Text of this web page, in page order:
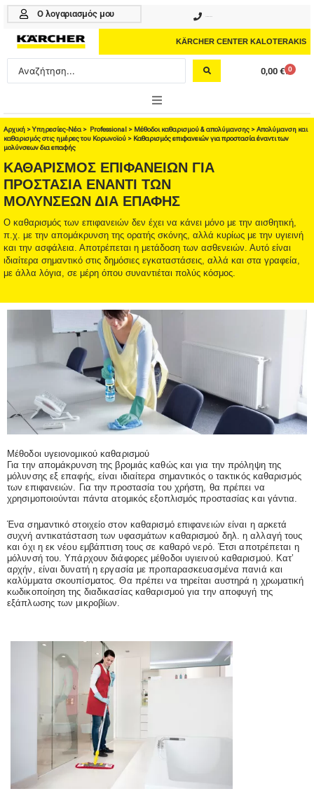
Μετάβαση
περιεχόμενο
Ο λογαριασμός μου
KÄRCHER CENTER KALOTERAKIS
Search
...
0,00 € 0
Cart
ONLINE SHOP
PROFESSIONAL
ΑΞΕΣΟΥΑΡ
ΚΑΘΑΡΙΣΤΙΚΑ
ΥΠΗΡΕΣΙΕΣ-ΝΕΑ-ΛΥΣΕΙΣ
Αρχική >Υπηρεσίες-Νέα > Professional > Μέθοδοι καθαρισμού & απολύμανσης >Απολύμανση και
καθαρισμός στις ημέρες του Κορωνοϊού > Καθαρισμός επιφανειών για προστασία έναντι των
μολύνσεων δια επαφής
ΚΑΘΑΡΙΣΜΌΣ ΕΠΙΦΑΝΕΙΏΝ ΓΙΑ
ΠΡΟΣΤΑΣΊΑ ΈΝΑΝΤΙ ΤΩΝ
ΜΟΛΎΝΣΕΩΝ ΔΙΑ ΕΠΑΦΉΣ
Ο καθαρισμός των επιφανειών δεν έχει να κάνει μόνο με την αισθητική,
π.χ. με την απομάκρυνση της ορατής σκόνης, αλλά κυρίως με την υγιεινή
και την ασφάλεια. Αποτρέπεται η μετάδοση των ασθενειών. Αυτό είναι
ιδιαίτερα σημαντικό στις δημόσιες εγκαταστάσεις, αλλά και στα γραφεία,
με άλλα λόγια, σε μέρη όπου συναντιέται πολύς κόσμος.
Μέθοδοι υγειονομικού καθαρισμού
Για την απομάκρυνση της βρομιάς καθώς και για την πρόληψη της
μόλυνσης εξ επαφής, είναι ιδιαίτερα σημαντικός ο τακτικός καθαρισμός
των επιφανειών. Για την προστασία του χρήστη, θα πρέπει να
χρησιμοποιούνται πάντα ατομικός εξοπλισμός προστασίας και γάντια.
Ένα σημαντικό στοιχείο στον καθαρισμό επιφανειών είναι η αρκετά
συχνή αντικατάσταση των υφασμάτων καθαρισμού δηλ. η αλλαγή τους
και όχι η εκ νέου εμβάπτιση τους σε καθαρό νερό. Έτσι αποτρέπεται η
μόλυνσή του. Υπάρχουν διάφορες μέθοδοι υγιεινού καθαρισμού. Κατ’
αρχήν, είναι δυνατή η εργασία με προπαρασκευασμένα πανιά και
καλύμματα σκουπίσματος. Θα πρέπει να τηρείται αυστηρά η χρωματική
κωδικοποίηση της διαδικασίας καθαρισμού για την αποφυγή της
εξάπλωσης των μικροβίων.